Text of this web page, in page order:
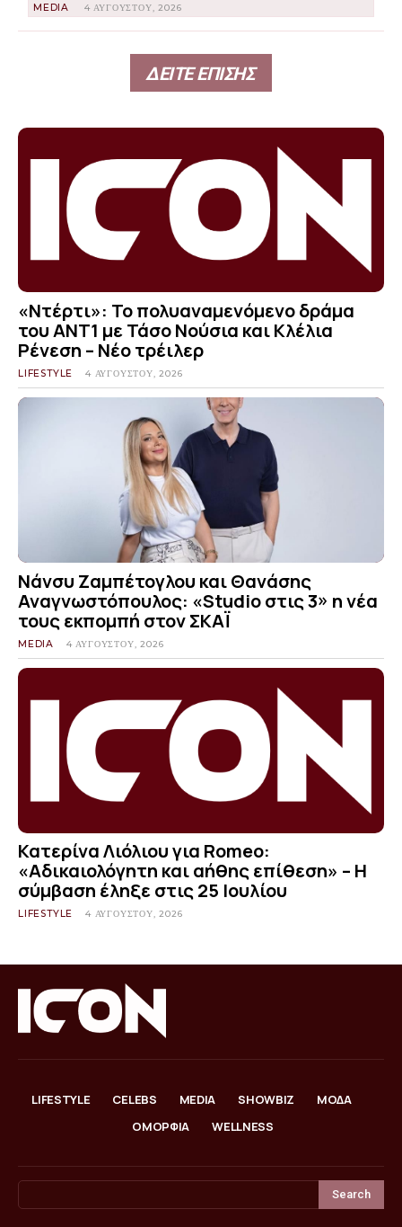
MEDIA 4 ΑΥΓΟΎΣΤΟΥ, 2026
ΔΕΙΤΕ ΕΠΙΣΗΣ
«Ντέρτι»: Το πολυαναμενόμενο δράμα
του ΑΝΤ1 με Τάσο Νούσια και Κλέλια
Ρένεση – Νέο τρέιλερ
LIFESTYLE 4 ΑΥΓΟΎΣΤΟΥ, 2026
Νάνσυ Ζαμπέτογλου και Θανάσης
Αναγνωστόπουλος: «Studio στις 3» η νέα
τους εκπομπή στον ΣΚΑΪ
MEDIA 4 ΑΥΓΟΎΣΤΟΥ, 2026
Κατερίνα Λιόλιου για Romeo:
«Αδικαιολόγητη και αήθης επίθεση» – Η
σύμβαση έληξε στις 25 Ιουλίου
LIFESTYLE 4 ΑΥΓΟΎΣΤΟΥ, 2026
LIFESTYLE CELEBS MEDIA SHOWBIZ
ΜΟΔΑ
ΟΜΟΡΦΙΑ
WELLNESS
Search